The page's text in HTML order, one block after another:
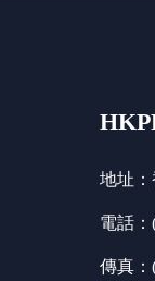
地址：
電話：
傳真：